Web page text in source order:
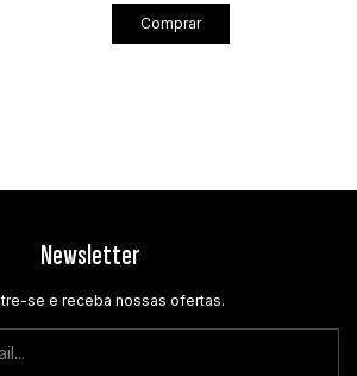
Comprar
Newsletter
se e receba nossas ofertas.